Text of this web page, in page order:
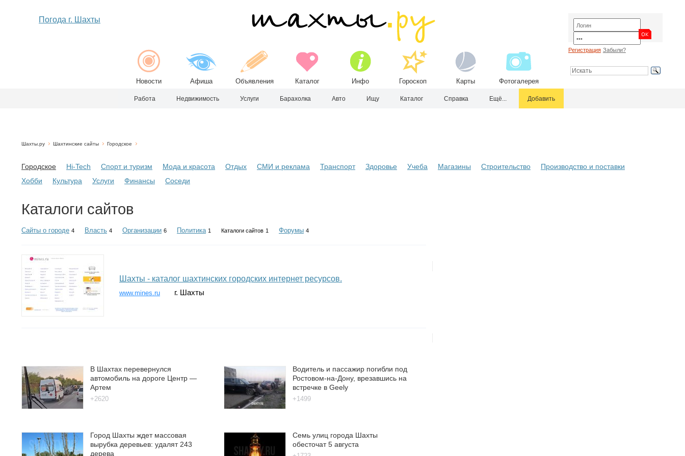
Погода г. Шахты
Новости Афиша Объявления Каталог Инфо Гороскоп Карты Фотогалерея
Регистрация Забыли?
Работа Недвижимость Услуги Барахолка Авто Ищу Каталог Справка Ещё... Добавить
Шахты.ру Шахтинские сайты Городское
Городское Hi-Tech Спорт и туризм Мода и красота Отдых СМИ и реклама Транспорт Здоровье Учеба Магазины Строительство
Производство и поставки
Хобби
Культура Услуги Финансы Соседи
Каталоги сайтов
Сайты о городе 4 Власть 4 Организации 6 Политика 1 Каталоги сайтов 1 Форумы 4
Шахты - каталог шахтинских городских интернет ресурсов.
www.mines.ru г. Шахты
В Шахтах перевернулся
автомобиль на дороге Центр —
Артем
+2620
Водитель и пассажир погибли под
Ростовом-на-Дону, врезавшись на
встречке в Geely
+1499
Город Шахты ждет массовая
вырубка деревьев: удалят 243
дерева
Семь улиц города Шахты
обесточат 5 августа